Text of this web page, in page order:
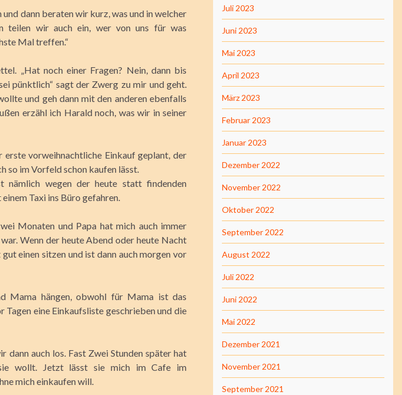
dann beraten wir kurz, was und in welcher
teilen wir auch ein, wer von uns für was
Mal treffen.“
„Hat noch einer Fragen? Nein, dann bis
pünktlich“ sagt der Zwerg zu mir und geht.
und geh dann mit den anderen ebenfalls
erzähl ich Harald noch, was wir in seiner
vorweihnachtliche Einkauf geplant, der
so im Vorfeld schon kaufen lässt.
wegen der heute statt findenden
Taxi ins Büro gefahren.
Monaten und Papa hat mich auch immer
Wenn der heute Abend oder heute Nacht
einen sitzen und ist dann auch morgen vor
Mama hängen, obwohl für Mama ist das
Tagen eine Einkaufsliste geschrieben und die
dann auch los. Fast Zwei Stunden später hat
wollt. Jetzt lässt sie mich im Cafe im
mich einkaufen will.
Juli 2023
Juni 2023
Mai 2023
April 2023
März 2023
Februar 2023
Januar 2023
Dezember 2022
November 2022
Oktober 2022
September 2022
August 2022
Juli 2022
Juni 2022
Mai 2022
Dezember 2021
November 2021
September 2021